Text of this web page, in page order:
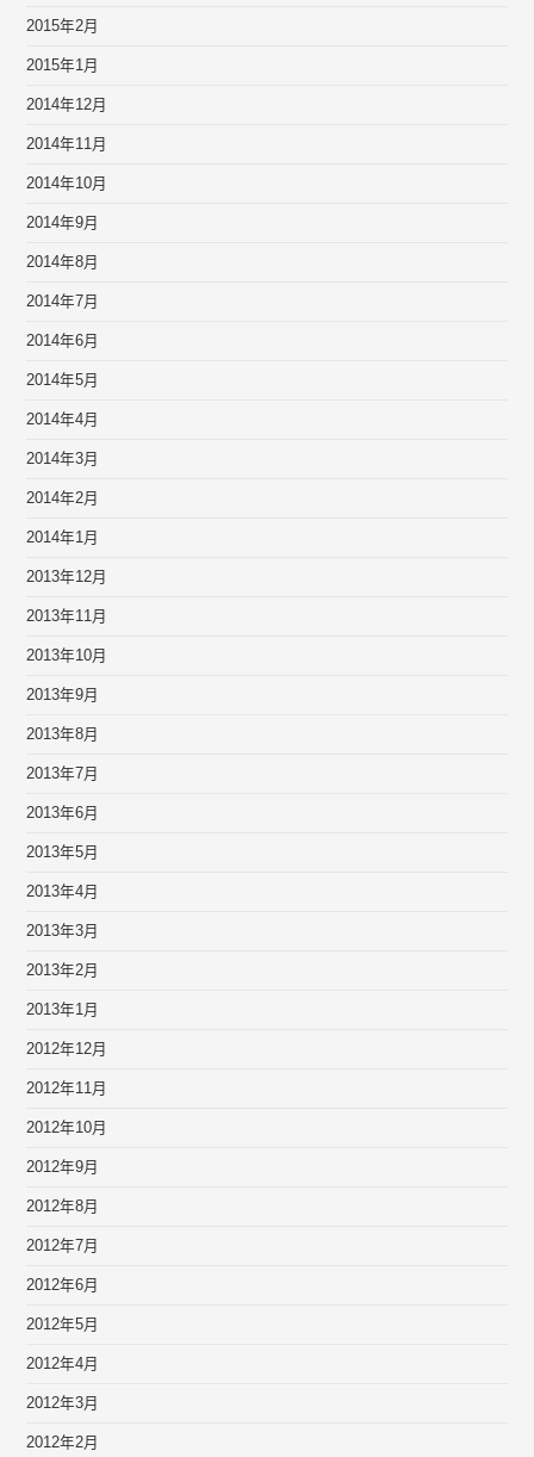
2015年2月
2015年1月
2014年12月
2014年11月
2014年10月
2014年9月
2014年8月
2014年7月
2014年6月
2014年5月
2014年4月
2014年3月
2014年2月
2014年1月
2013年12月
2013年11月
2013年10月
2013年9月
2013年8月
2013年7月
2013年6月
2013年5月
2013年4月
2013年3月
2013年2月
2013年1月
2012年12月
2012年11月
2012年10月
2012年9月
2012年8月
2012年7月
2012年6月
2012年5月
2012年4月
2012年3月
2012年2月